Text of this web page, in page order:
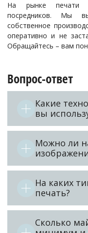
На рынке печати
посредников. Мы
собственное
оперативно и не
Обращайтесь – вам
Вопрос-ответ
Какие
вы
Можно ли
На каких
печать?
Сколько